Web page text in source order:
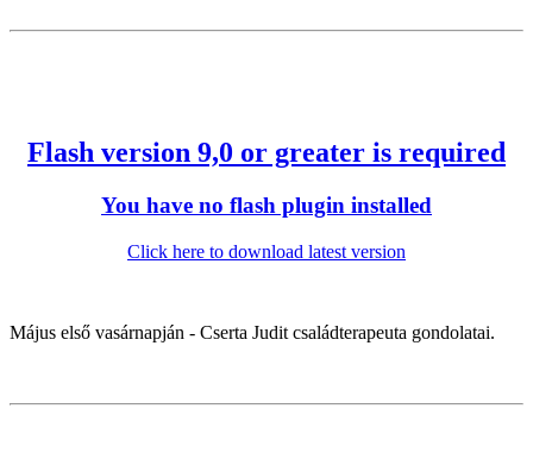
Flash version 9,0 or greater is required
You have no flash plugin installed
Click here to download latest version
Május első vasárnapján - Cserta Judit családterapeuta gondolatai.